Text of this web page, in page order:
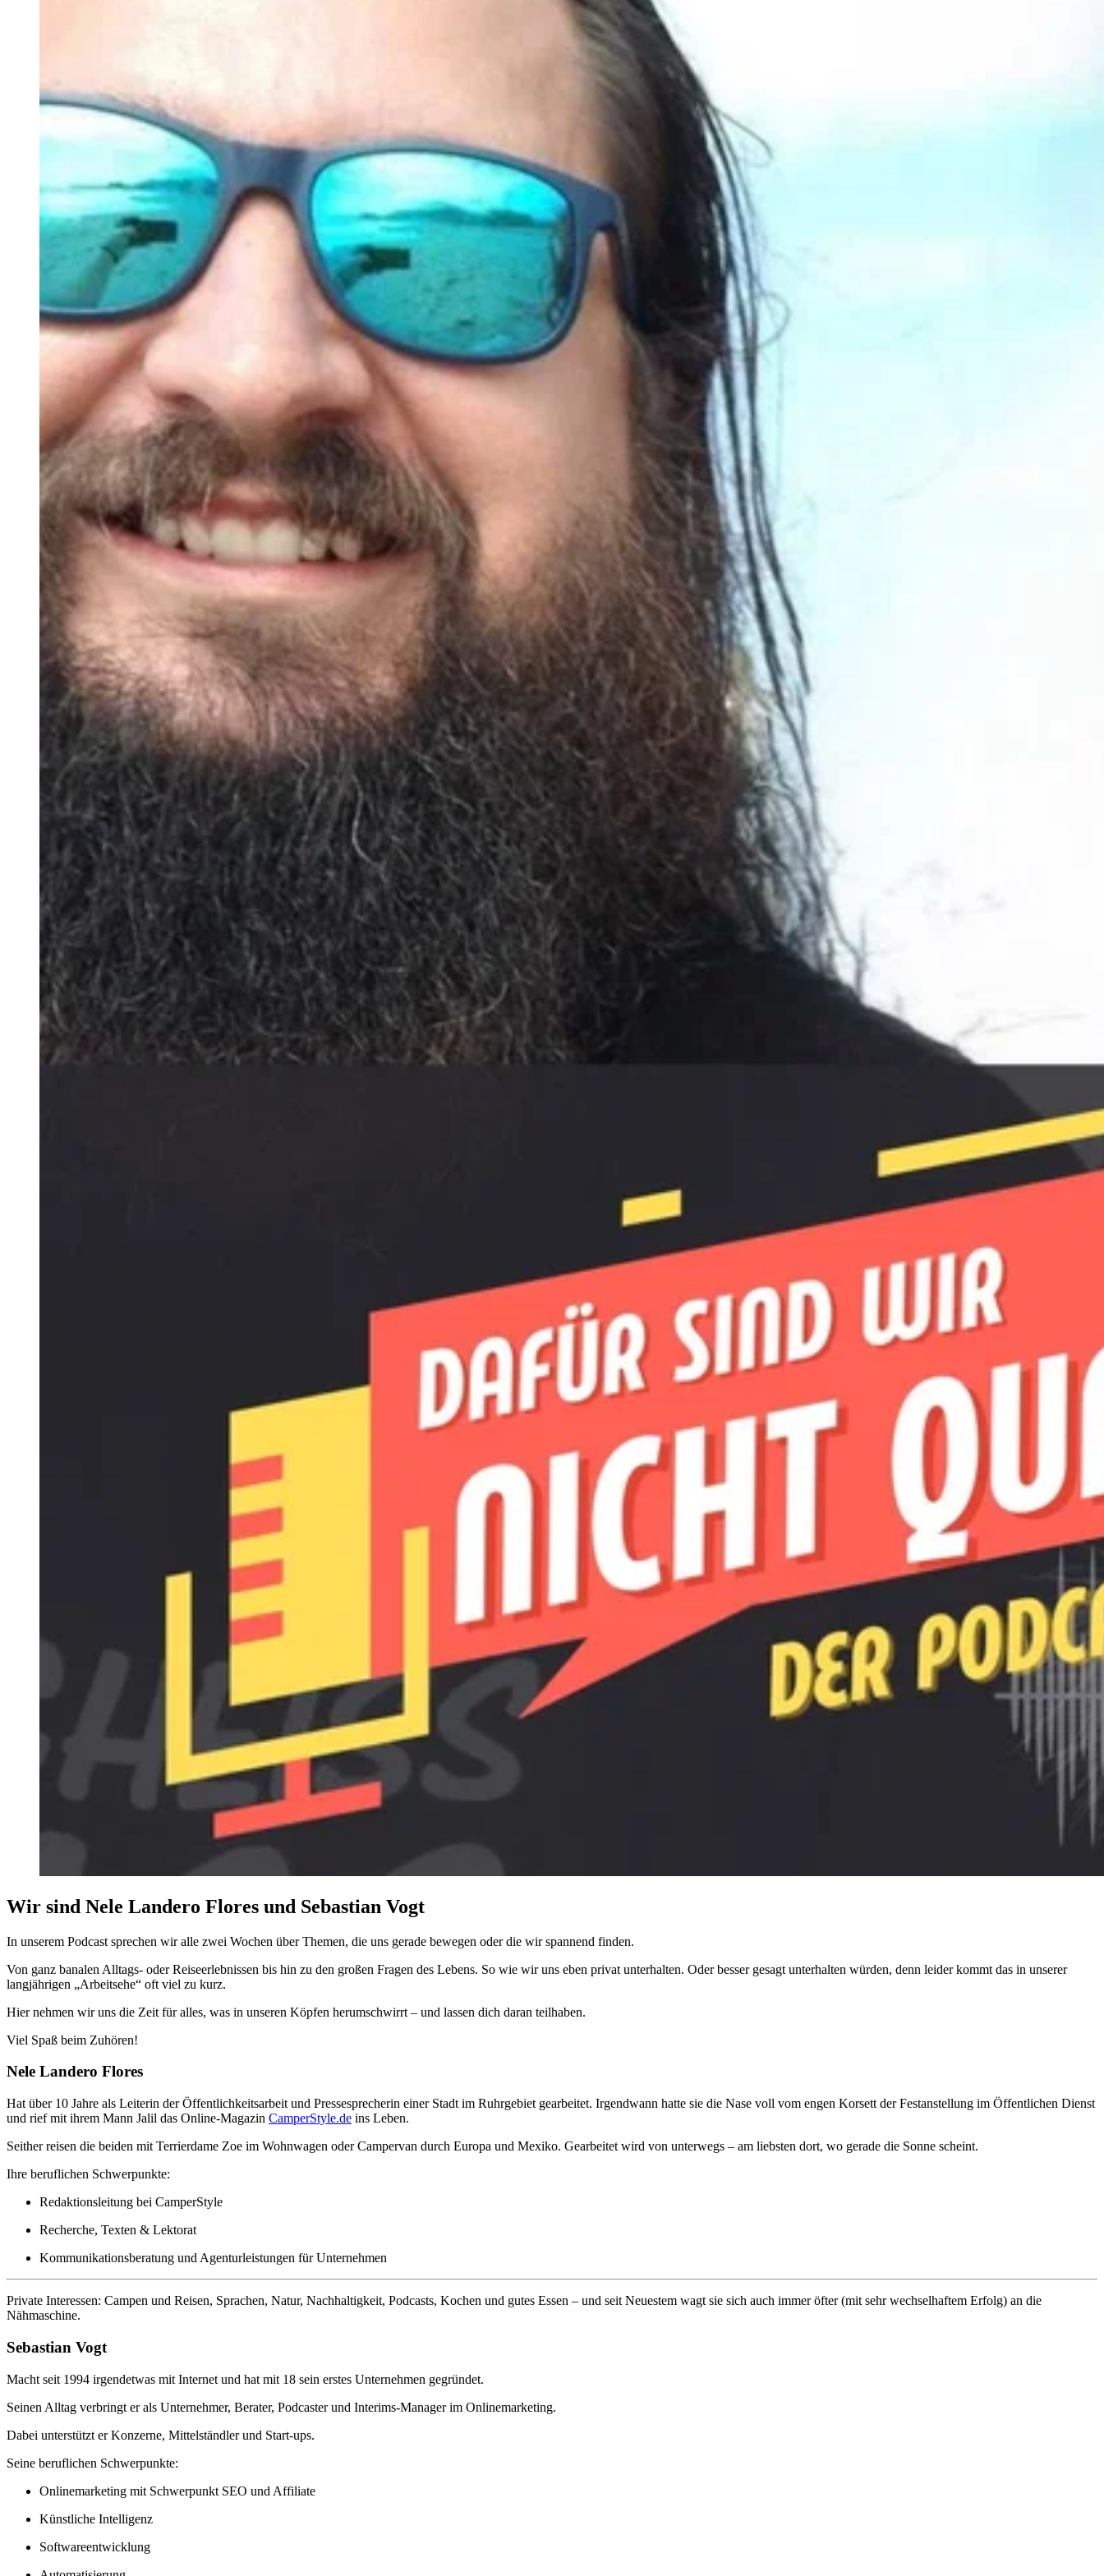
Wir sind Nele Landero Flores und Sebastian Vogt
In unserem Podcast sprechen wir alle zwei Wochen über Themen, die uns gerade bewegen oder die wir spannend finden.
Von ganz banalen Alltags- oder Reiseerlebnissen bis hin zu den großen Fragen des Lebens. So wie wir uns eben privat unterhalten. Oder besser gesagt unterhalten würden, denn leider kommt das in unserer
langjährigen „Arbeitsehe“ oft viel zu kurz.
Hier nehmen wir uns die Zeit für alles, was in unseren Köpfen herumschwirrt – und lassen dich daran teilhaben.
Viel Spaß beim Zuhören!
Nele Landero Flores
Hat über 10 Jahre als Leiterin der Öffentlichkeitsarbeit und Pressesprecherin einer Stadt im Ruhrgebiet gearbeitet. Irgendwann hatte sie die Nase voll vom engen Korsett der Festanstellung im Öffentlichen Dienst
und rief mit ihrem Mann Jalil das Online-Magazin CamperStyle.de ins Leben.
Seither reisen die beiden mit Terrierdame Zoe im Wohnwagen oder Campervan durch Europa und Mexiko. Gearbeitet wird von unterwegs – am liebsten dort, wo gerade die Sonne scheint.
Ihre beruflichen Schwerpunkte:
Redaktionsleitung bei CamperStyle
Recherche, Texten & Lektorat
Kommunikationsberatung und Agenturleistungen für Unternehmen
Private Interessen: Campen und Reisen, Sprachen, Natur, Nachhaltigkeit, Podcasts, Kochen und gutes Essen – und seit Neuestem wagt sie sich auch immer öfter (mit sehr wechselhaftem Erfolg) an die
Nähmaschine.
Sebastian Vogt
Macht seit 1994 irgendetwas mit Internet und hat mit 18 sein erstes Unternehmen gegründet.
Seinen Alltag verbringt er als Unternehmer, Berater, Podcaster und Interims-Manager im Onlinemarketing.
Dabei unterstützt er Konzerne, Mittelständler und Start-ups.
Seine beruflichen Schwerpunkte:
Onlinemarketing mit Schwerpunkt SEO und Affiliate
Künstliche Intelligenz
Softwareentwicklung